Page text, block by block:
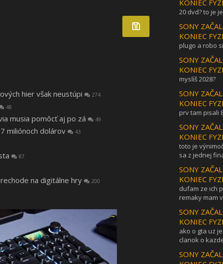
hier však neustúpi 274
48
musia pomôcť aj po zá 49
miliónoch dolárov 43
87
na digitálne hry 200
KONIEC
20 dvd? to je
SONY
KONIEC
plugo a robo
SONY
KONIEC
myslíš 2028?
SONY
KONIEC
prv tam pisali
SONY
KONIEC
toto je
sa z jednej
SONY
KONIEC
dufam ze ich
remaky mam
SONY
KONIEC
ako o gta uz
clanok o
SONY